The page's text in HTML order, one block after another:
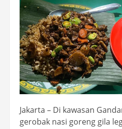
Jakarta – Di kawasan
gerobak nasi goreng gila